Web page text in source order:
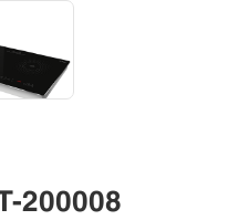
200008